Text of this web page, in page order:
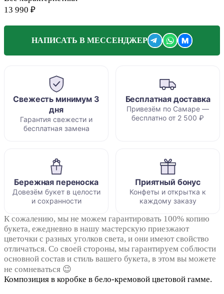
13 990 ₽
НАПИСАТЬ В МЕССЕНДЖЕР M
Свежесть минимум 3
дня
Гарантия свежести и
бесплатная замена
Бесплатная доставка
Привезём по Самаре —
бесплатно от 2 500 ₽
Бережная переноска
Довезём букет в целости
и сохранности
Приятный бонус
Конфеты и открытка к
каждому заказу
К сожалению, мы не можем гарантировать 100% копию
букета, ежедневно в нашу мастерскую приезжают
цветочки с разных уголков света, и они имеют свойство
отличаться. Со своей стороны, мы гарантируем соблюсти
основной состав и стиль вашего букета, в этом вы можете
не сомневаться 😉
Композиция в коробке в бело-кремовой цветовой гамме.